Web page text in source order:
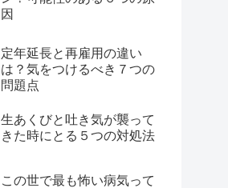
因
定年延長と再雇用の違い
は？気をつけるべき７つの
問題点
生あくびと吐き気が襲って
きた時にとる５つの対処法
この世で最も怖い病気って